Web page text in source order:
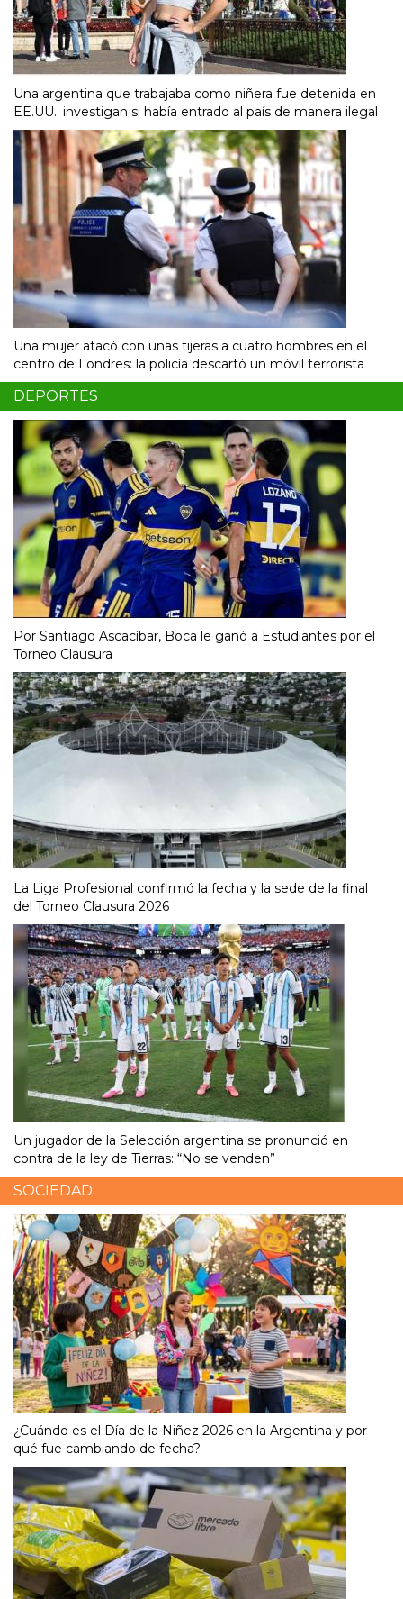
Una argentina que trabajaba como niñera fue detenida en
EE.UU.: investigan si había entrado al país de manera ilegal
Una mujer atacó con unas tijeras a cuatro hombres en el
centro de Londres: la policía descartó un móvil terrorista
DEPORTES
Por Santiago Ascacíbar, Boca le ganó a Estudiantes por el
Torneo Clausura
La Liga Profesional confirmó la fecha y la sede de la final
del Torneo Clausura 2026
Un jugador de la Selección argentina se pronunció en
contra de la ley de Tierras: “No se venden”
SOCIEDAD
¿Cuándo es el Día de la Niñez 2026 en la Argentina y por
qué fue cambiando de fecha?